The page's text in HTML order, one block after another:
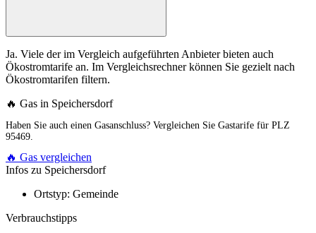
Ja. Viele der im Vergleich aufgeführten Anbieter bieten auch
Ökostromtarife an. Im Vergleichsrechner können Sie gezielt nach
Ökostromtarifen filtern.
🔥 Gas in Speichersdorf
Haben Sie auch einen Gasanschluss? Vergleichen Sie Gastarife für PLZ
95469.
🔥 Gas vergleichen
Infos zu Speichersdorf
Ortstyp: Gemeinde
Verbrauchstipps